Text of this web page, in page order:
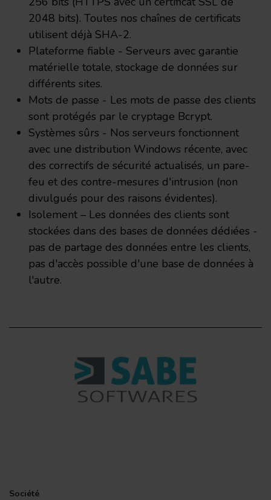
votre consentement à tout moment à partir de la
déclaration sur les cookies.
Notre site sabesoftwares.com et nos partenaires utilisent
des cookies pour réaliser des mesures d'audience, pour
améliorer et personnaliser votre expérience sur le site et
pour vous proposer des contenus et de la publicité
personnalisés. Vous pouvez modifier vos préférences en
matière de cookies à tout moment en cliquant sur «
Gérer mes cookies » situé en bas de chaque page. Pour
en savoir plus, consultez notre Politique relative aux
cookies et notrePolitique de confidentialité .
2048 bits). Toutes nos chaînes de certificats
utilisent déjà SHA-2.
Plateforme fiable - Serveurs avec garantie
matérielle totale, stockage de données sur
différents sites.
Mots de passe - Les mots de passe des clients
sont protégés par le cryptage Bcrypt.
Systèmes sûrs - Nos serveurs fonctionnent
avec une distribution Windows récente, avec
des correctifs de sécurité actualisés, un pare-
feu et des contre-mesures d'intrusion (non
divulgués pour des raisons évidentes).
Isolement – Les données des clients sont
stockées dans des bases de données dédiées -
pas de partage des données entre les clients,
pas d'accès possible d'une base de données à
l'autre.
Société